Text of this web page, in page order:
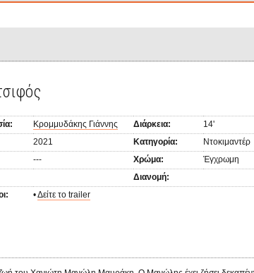
Κρομμυδάκης Γιάννης Διάρκεια:
14'
2021 Κατηγορία:
Ντοκιμαντέρ
--- Χρώμα:
Έγχρωμη
Διανομή:
•Δείτε το trailer